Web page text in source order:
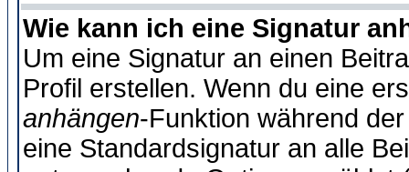
Wie kann ich eine Signatur
Um eine Signatur an einen
Profil erstellen. Wenn du eine
anhängen-Funktion während
eine Standardsignatur an alle